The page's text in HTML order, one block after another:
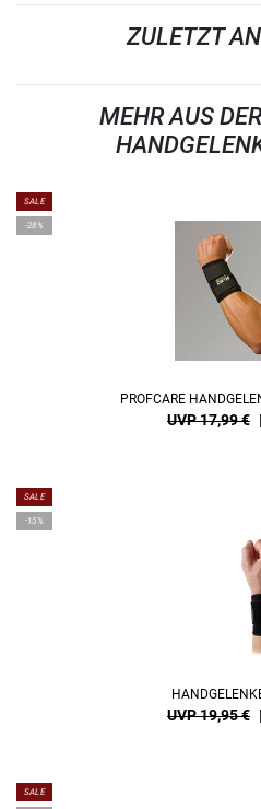
ZULETZT
MEHR AUS
SALE
-28%
PROFCARE
UVP 17,99 € |
SALE
-15%
UVP 19,95 € |
SALE